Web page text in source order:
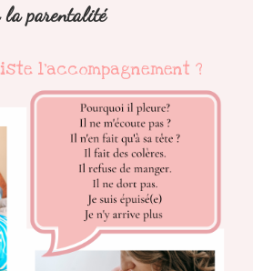
la parentalité
l'accompagnement ?